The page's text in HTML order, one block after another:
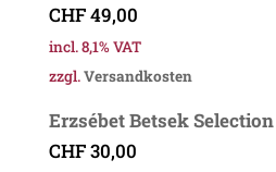
CHF49,00
incl. 8,1% VAT
zzgl.Versandkosten
Erzsébet Betsek
CHF30,00